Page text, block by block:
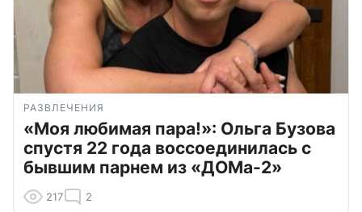
РАЗВЛЕЧЕНИЯ
«Моя любимая пара!»: Ольга Бузова
спустя 22 года воссоединилась с
бывшим парнем из «ДОМа-2»
217 2